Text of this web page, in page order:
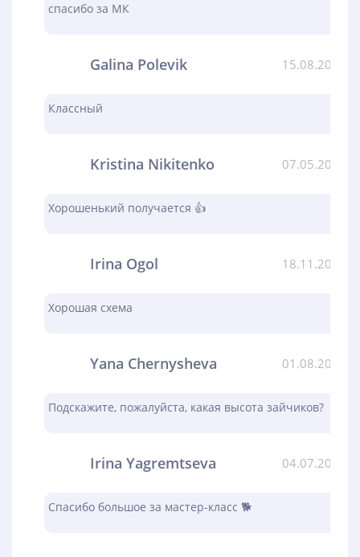
спасибо за МК
Galina Polevik 15.08.2024
Классный
Kristina Nikitenko 07.05.2024
Хорошенький получается 👍
Irina Ogol 18.11.2023
Хорошая схема
Yana Chernysheva 01.08.2023
Подскажите, пожалуйста, какая высота зайчиков?
Irina Yagremtseva 04.07.2023
Спасибо большое за мастер-класс 🐕